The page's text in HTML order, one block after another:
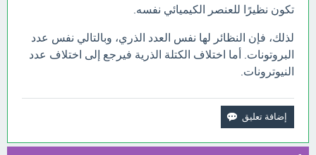
تكون نظيرًا للعنصر الكيميائي نفسه.
لذلك، فإن النظائر لها نفس العدد الذري، وبالتالي نفس عدد
البروتونات. أما اختلاف الكتلة الذرية فيرجع إلى اختلاف عدد
النيوترونات.